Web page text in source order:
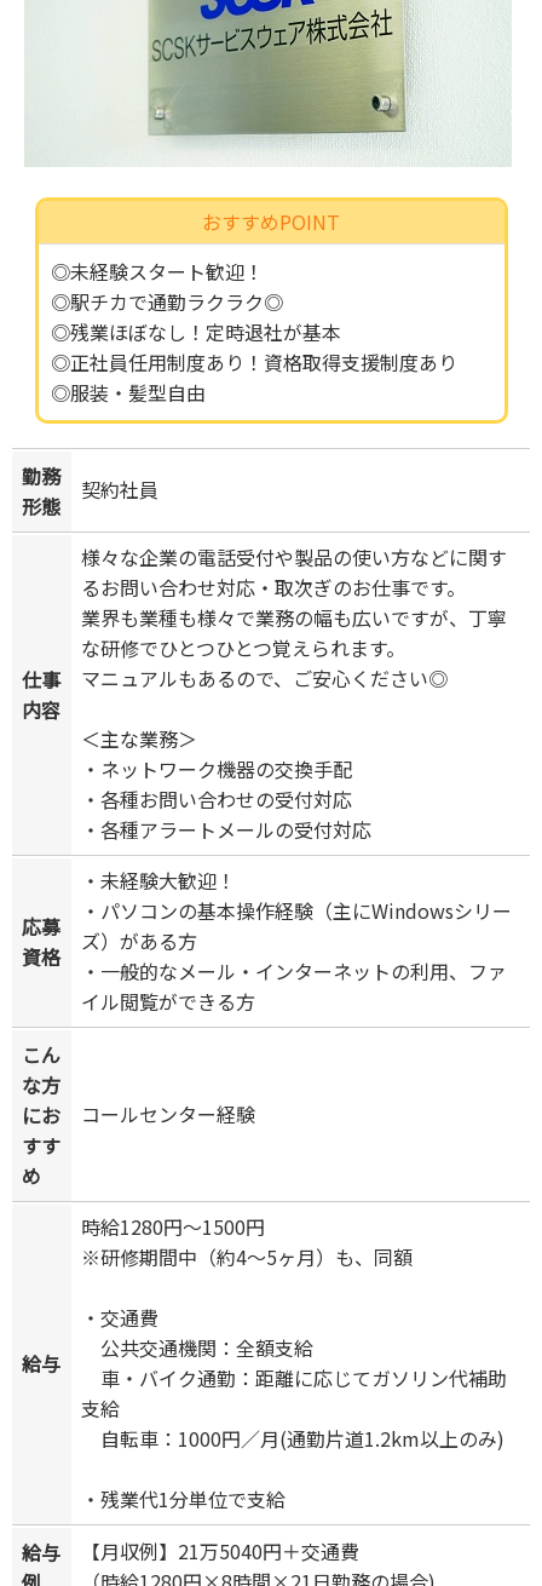
おすすめPOINT
◎未経験スタート歓迎！
◎駅チカで通勤ラクラク◎
◎残業ほぼなし！定時退社が基本
◎正社員任用制度あり！資格取得支援制度あり
◎服装・髪型自由
勤務
形態
契約社員
仕事
内容
様々な企業の電話受付や製品の使い方などに関す
るお問い合わせ対応・取次ぎのお仕事です。
業界も業種も様々で業務の幅も広いですが、丁寧
な研修でひとつひとつ覚えられます。
マニュアルもあるので、ご安心ください◎
＜主な業務＞
・ネットワーク機器の交換手配
・各種お問い合わせの受付対応
・各種アラートメールの受付対応
応募
資格
・未経験大歓迎！
・パソコンの基本操作経験（主にWindowsシリー
ズ）がある方
・一般的なメール・インターネットの利用、ファ
イル閲覧ができる方
こん
な方
にお
すす
め
コールセンター経験
給与
時給1280円～1500円
※研修期間中（約4～5ヶ月）も、同額
・交通費
公共交通機関：全額支給
車・バイク通勤：距離に応じてガソリン代補助
支給
自転車：1000円／月(通勤片道1.2km以上のみ)
・残業代1分単位で支給
給与
【月収例】21万5040円＋交通費